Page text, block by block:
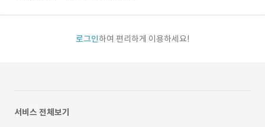
로그인하여 편리하게 이용하세요!
서비스 전체보기